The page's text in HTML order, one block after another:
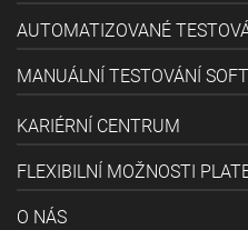
AUTOMATIZOVANÉ
MANUÁLNÍ TESTOVÁNÍ
KARIÉRNÍ CENTRUM
FLEXIBILNÍ MOŽNOSTI
O NÁS